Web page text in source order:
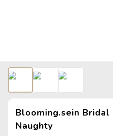
Blooming.sein
Naughty